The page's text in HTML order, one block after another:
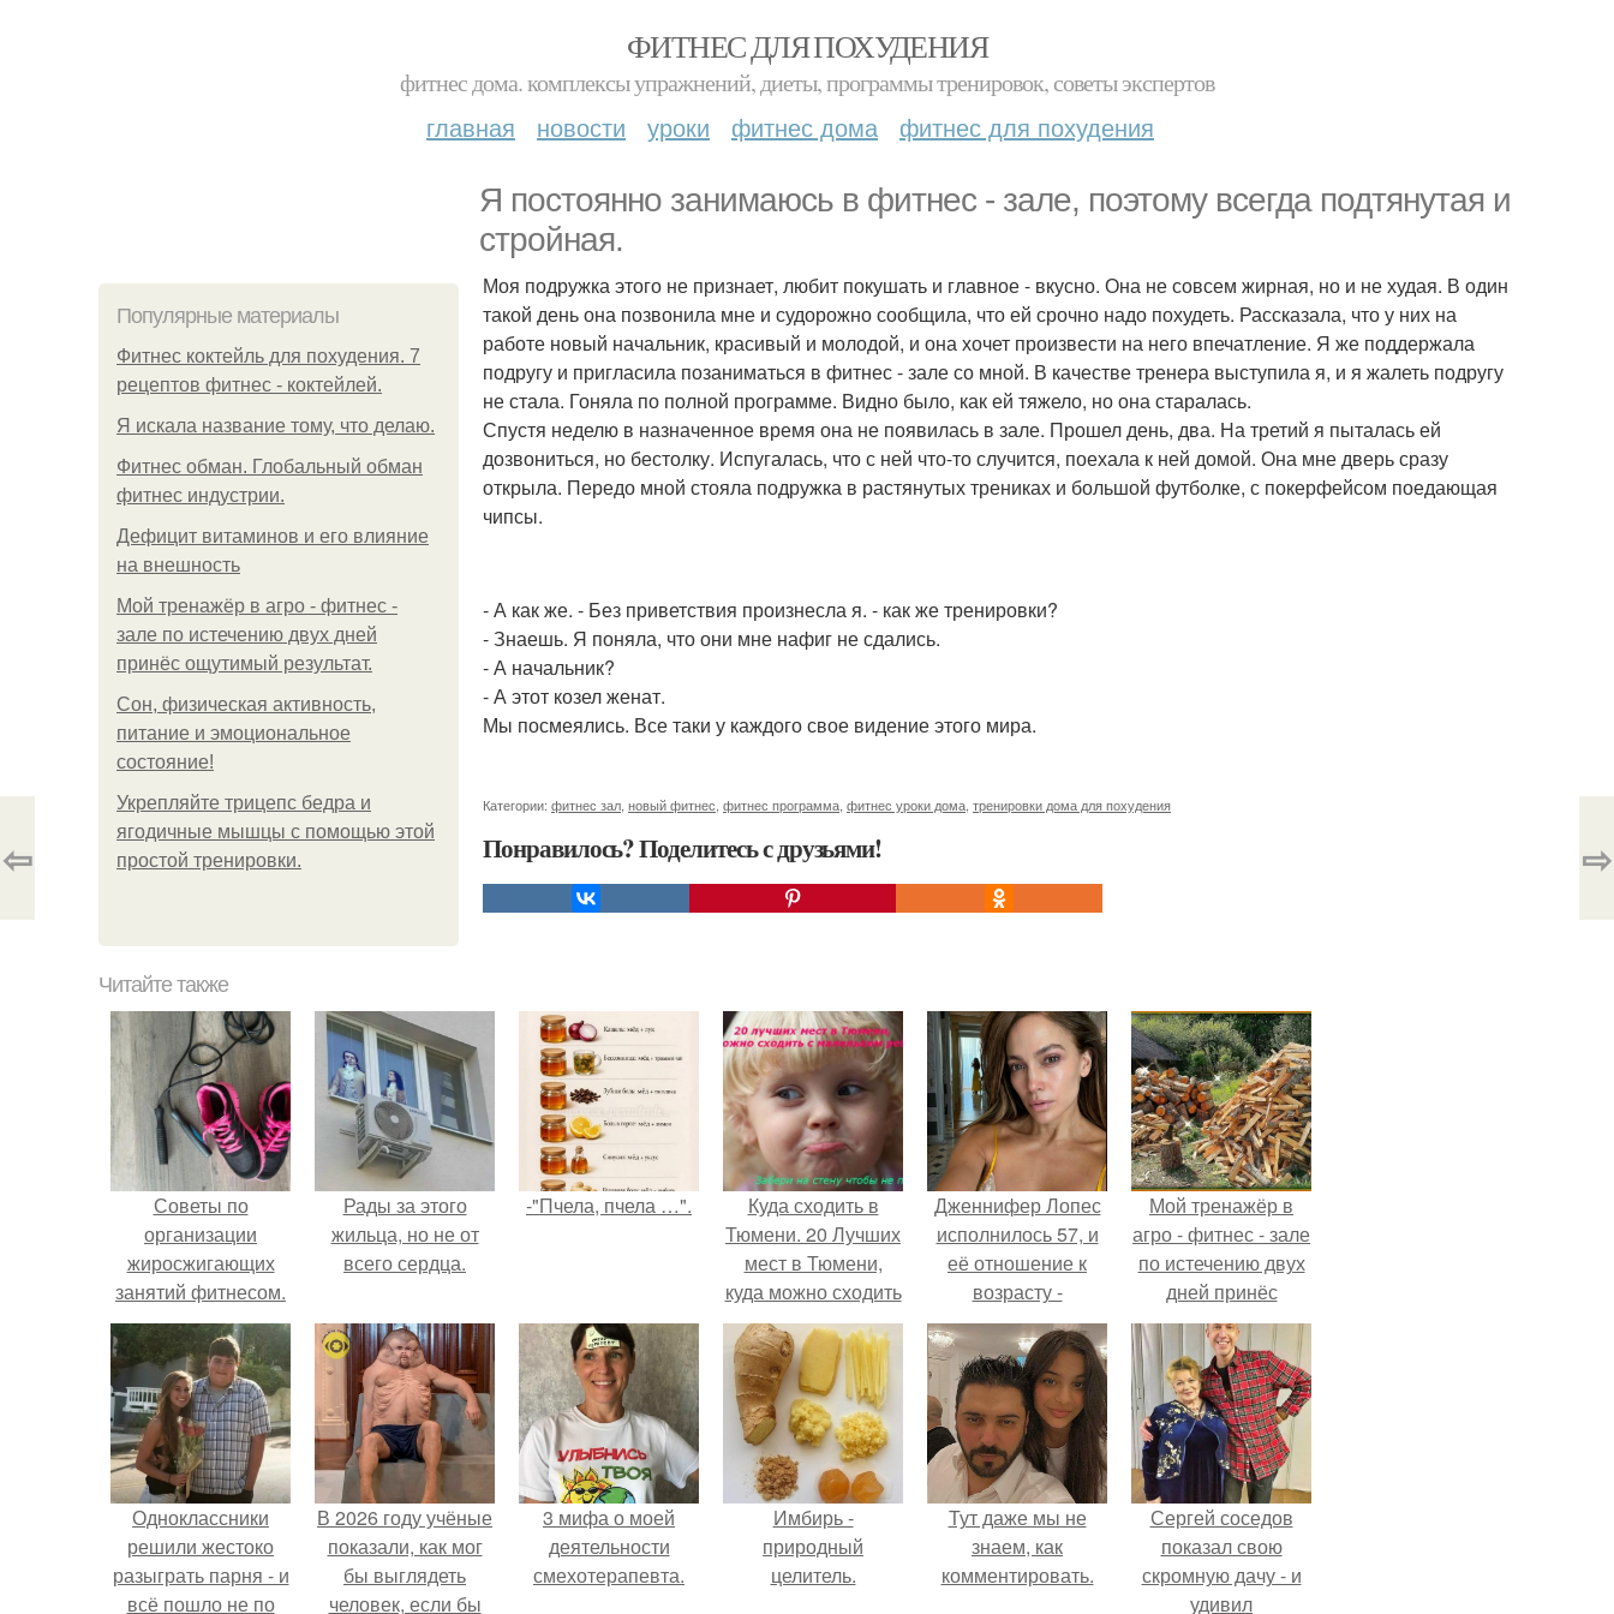
ФИТНЕС ДЛЯ ПОХУДЕНИЯ
фитнес дома. комплексы упражнений, диеты, программы тренировок, советы экспертов
главная новости уроки фитнес дома фитнес для похудения
Я постоянно занимаюсь в фитнес - зале, поэтому всегда подтянутая и
стройная.
Популярные материалы
Фитнес коктейль для похудения. 7
рецептов фитнес - коктейлей.
Я искала название тому, что делаю.
Фитнес обман. Глобальный обман
фитнес индустрии.
Дефицит витаминов и его влияние
на внешность
Мой тренажёр в агро - фитнес -
зале по истечению двух дней
принёс ощутимый результат.
Сон, физическая активность,
питание и эмоциональное
состояние!
Укрепляйте трицепс бедра и
ягодичные мышцы с помощью этой
простой тренировки.
Моя подружка этого не признает, любит покушать и главное - вкусно. Она не совсем жирная, но и не худая. В один
такой день она позвонила мне и судорожно сообщила, что ей срочно надо похудеть. Рассказала, что у них на
работе новый начальник, красивый и молодой, и она хочет произвести на него впечатление. Я же поддержала
подругу и пригласила позаниматься в фитнес - зале со мной. В качестве тренера выступила я, и я жалеть подругу
не стала. Гоняла по полной программе. Видно было, как ей тяжело, но она старалась.
Спустя неделю в назначенное время она не появилась в зале. Прошел день, два. На третий я пыталась ей
дозвониться, но бестолку. Испугалась, что с ней что-то случится, поехала к ней домой. Она мне дверь сразу
открыла. Передо мной стояла подружка в растянутых трениках и большой футболке, с покерфейсом поедающая
чипсы.
- А как же. - Без приветствия произнесла я. - как же тренировки?
- Знаешь. Я поняла, что они мне нафиг не сдались.
- А начальник?
- А этот козел женат.
Мы посмеялись. Все таки у каждого свое видение этого мира.
Категории: фитнес зал новый фитнес фитнес программа фитнес уроки дома тренировки дома для похудения
Понравилось? Поделитесь с друзьями!
⇦ ⇨
Читайте также
Советы по
организации
жиросжигающих
занятий фитнесом.
Польза
Рады за этого
жильца, но не от
всего сердца.
-"Пчела, пчела …".
Куда сходить в
Тюмени. 20 Лучших
мест в Тюмени,
куда можно сходить
с маленьким
ребенком
Дженнифер Лопес
исполнилось 57, и
её отношение к
возрасту -
настоящий
манифест
уверенности: "не
говорите, что я
отлично выгляжу
для 57.
Мой тренажёр в
агро - фитнес - зале
по истечению двух
дней принёс
ощутимый
результат.
Одноклассники
решили жестоко
разыграть парня - и
всё пошло не по
В 2026 году учёные
показали, как мог
бы выглядеть
человек, если бы
3 мифа о моей
деятельности
смехотерапевта.
Имбирь -
природный
целитель.
Тут даже мы не
знаем, как
комментировать.
Сергей соседов
показал свою
скромную дачу - и
удивил